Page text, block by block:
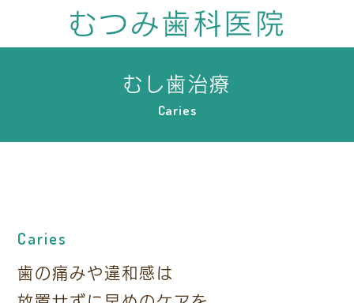
むし歯治療
Caries
Caries
歯の痛みや違和感は